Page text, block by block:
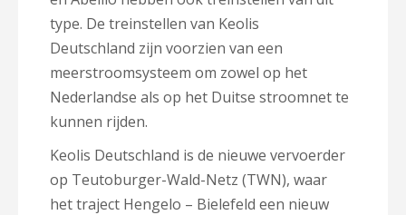
type. De treinstellen van Keolis
Deutschland zijn voorzien van een
meerstroomsysteem om zowel op het
Nederlandse als op het Duitse stroomnet te
kunnen rijden.
Keolis Deutschland is de nieuwe vervoerder
op Teutoburger-Wald-Netz (TWN), waar
het traject Hengelo – Bielefeld een nieuw